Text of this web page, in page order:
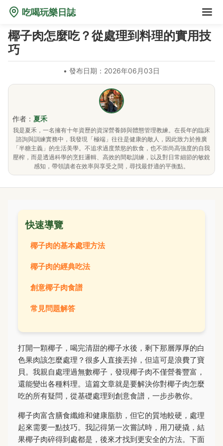
吃喝玩樂日誌
椰子肉怎麼吃？從處理到料理的實用技
巧
• 發布日期：2026年06月03日
作者： 夏禾
我是夏禾，一名擁有十年資歷的資深營養師與體態管理教練。在長年的臨床
諮詢與訓練實務中，我發現「極端」往往是健康的敵人，因此致力於推廣
「半糖主義」的生活美學。不追求過度禁慾的飲食，也不崇尚高強度的自我
壓榨，而是透過科學的烹飪邏輯、高效的間歇訓練，以及對日常細節的敏銳
感知，帶領讀者在效率與享受之間，尋找最舒適的平衡點。
快速導覽
椰子肉的基本處理方法
椰子肉的經典吃法
創意椰子肉食譜
常見問題解答
打開一顆椰子，喝完清甜的椰子水後，剩下那層厚厚的白
色果肉該怎麼處理？很多人直接丟掉，但這可是浪費了寶
貝。我親自處理過無數椰子，發現椰子肉不僅營養豐富，
還能變出各種料理。這篇文章就是要解決你對椰子肉怎麼
吃的所有疑問，從基礎處理到創意食譜，一步步教你。
椰子肉富含膳食纖維和健康脂肪，但它的質地較硬，處理
起來需要一點技巧。我記得第一次嘗試時，用刀硬撬，結
果椰子肉碎得到處都是，後來才找到更安全的方法。下面